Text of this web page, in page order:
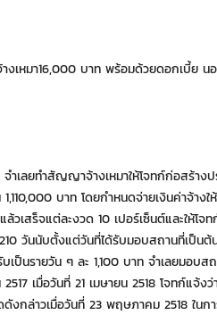
งเหมา16,000 บาท พร้อมด้วยดอกเบี้ย น
ำเลยทำสัญญาจ้างเหมาให้โจทก์ก่อสร้าง
บาท โดยกำหนดจ่ายเงินค่าจ้างใ
วเสร็จแต่ละงวด 10 เปอร์เซ็นต์และให้โจ
วันนับตั้งแต่วันที่ได้รับมอบสถานที่เป็นต้น
เป็นรายวัน ๆ ละ 1,100 บาท จำเลยมอบส
เมื่อวันที่ 21 เมษายน 2518 โจทก์แจ้งว่
งกล่าวเมื่อวันที่ 23 พฤษภาคม 2518 ในก